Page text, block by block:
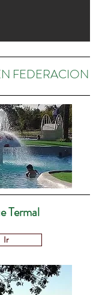
FEDERACION
Termal
Ir